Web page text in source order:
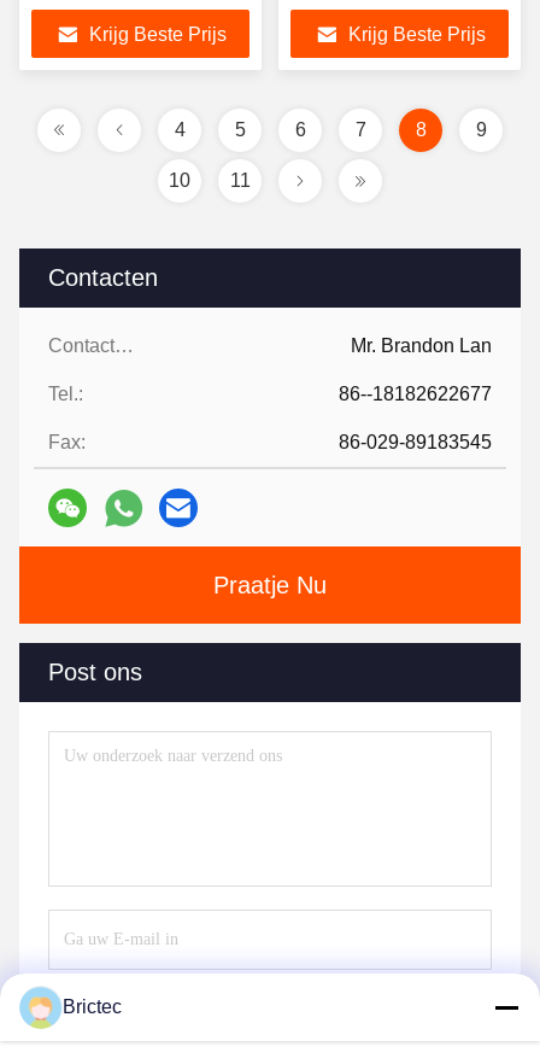
Contacten
Contacten: Mr. Brandon Lan
Tel.: 86--18182622677
Fax: 86-029-89183545
Praatje Nu
Post ons
Verzend
krimpfolieverpakking
voor hoge efficiëntie en
kostenbesparingen in
Krijg Beste Prijs
vacuüm ontluchten
systeem verstelbare
malen en
besturing voor holle en
vaste bakstenen
Krijg Beste Prijs
4 5 6 7 8 9
10 11
Brictec